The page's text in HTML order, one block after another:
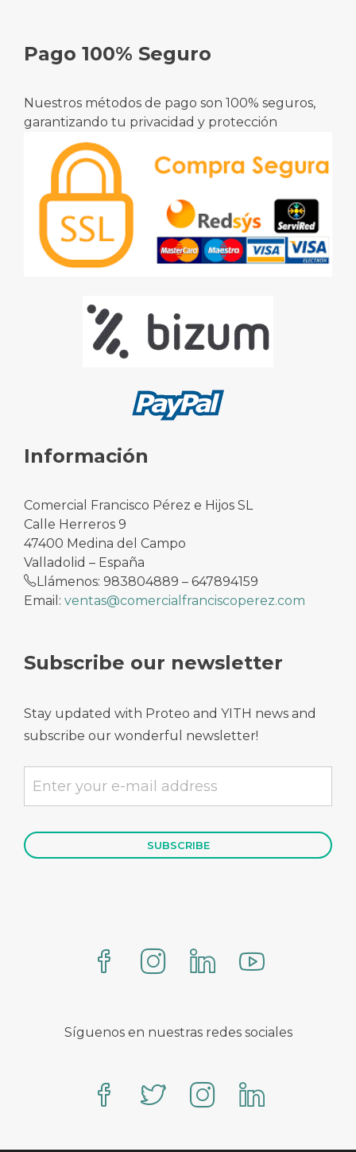
Pago 100% Seguro
Nuestros métodos de pago son 100% seguros,
garantizando tu privacidad y protección
Información
Comercial Francisco Pérez e Hijos SL
Calle Herreros 9
47400 Medina del Campo
Valladolid – España
Llámenos: 983804889 – 647894159
Email: ventas@comercialfranciscoperez.com
Subscribe our newsletter
Stay updated with Proteo and YITH news and
subscribe our wonderful newsletter!
Síguenos en nuestras redes sociales